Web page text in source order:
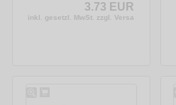
3.73 EUR
inkl. gesetzl. MwSt. zzgl. Versandkosten